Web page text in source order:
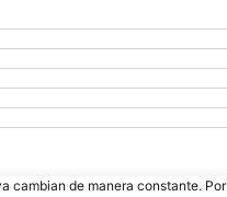
de manera constante.